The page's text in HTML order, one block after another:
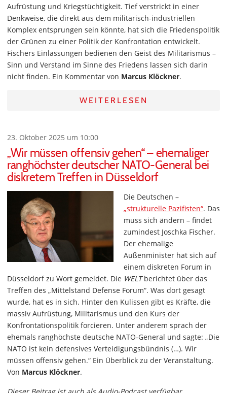
Aufrüstung und Kriegstüchtigkeit. Tief verstrickt in einer
Denkweise, die direkt aus dem militärisch-industriellen
Komplex entsprungen sein könnte, hat sich die Friedenspolitik
der Grünen zu einer Politik der Konfrontation entwickelt.
Fischers Einlassungen bedienen den Geist des Militarismus –
Sinn und Verstand im Sinne des Friedens lassen sich darin
nicht finden. Ein Kommentar von Marcus Klöckner.
WEITERLESEN
23. Oktober 2025 um 10:00
„Wir müssen offensiv gehen“ – ehemaliger
ranghöchster deutscher NATO-General bei
diskretem Treffen in Düsseldorf
Die Deutschen –
„strukturelle Pazifisten“. Das
muss sich ändern – findet
zumindest Joschka Fischer.
Der ehemalige
Außenminister hat sich auf
einem diskreten Forum in
Düsseldorf zu Wort gemeldet. Die WELTberichtet über das
Treffen des „Mittelstand Defense Forum“. Was dort gesagt
wurde, hat es in sich. Hinter den Kulissen gibt es Kräfte, die
massiv Aufrüstung, Militarismus und den Kurs der
Konfrontationspolitik forcieren. Unter anderem sprach der
ehemals ranghöchste deutsche NATO-General und sagte: „Die
NATO ist kein defensives Verteidigungsbündnis (…). Wir
müssen offensiv gehen.“ Ein Überblick zu der Veranstaltung.
Von Marcus Klöckner.